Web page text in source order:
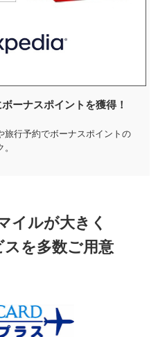
ーナスポイントを獲得！
旅行予約でボーナスポイントの
イルが大きく
を多数ご用意